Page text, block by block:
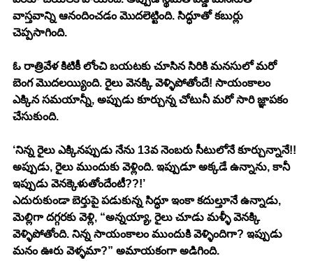
వాస్తవాన్ని ఆనందించడం మొదలెట్టింది. సిద్ధూతో కబుర్లు
చెప్పసాగింది.
ఓ రాత్రివేళ కిటికీ లోంచి బయటకు చూసిన సిరికి మనసులో మరో
బెంగ మొదలయ్యింది. రైలు వెనక్కి వెళ్ళిపోతోందే! సాయంకాలం
ఎక్కిన సమయాన్నీ, అప్పుడు కూర్చున్న చోటునీ మరో సారి జ్ఞాపకం
చేసుకుంది.
‘నిన్న రైలు ఎక్కినప్పుడు నేను 13వ నెంబరు సీటులోనే కూర్చున్నానే!!
అప్పుడు, రైలు ముందుకు వెళ్లింది. ఇప్పుడూ అక్కడే ఉన్నాను, కానీ
ఇప్పుడు వెనక్కెళుతోందేంటీ??!’
ఎదురుకుండా బెర్తుపై పడుకున్న సిద్ధూ ఇంకా కదుల్తూనే ఉన్నాడు,
మెల్లిగా దగ్గరకు వెళ్లి, “అన్నయ్యా, రైలు చూడు మళ్ళీ వెనక్కి
వెళ్ళిపోతోంది. నిన్న సాయంకాలం ముందుకి వెళ్ళిందిగా? ఇప్పుడు
మనం ఊరు వెళ్ళమా?” అమాయకంగా అడిగింది.